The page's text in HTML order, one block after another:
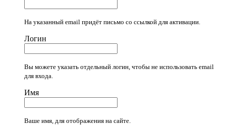
На указанный email придёт письмо со ссылкой для активации.
Логин
Вы можете указать отдельный логин, чтобы не использовать email
для входа.
Имя
Ваше имя, для отображения на сайте.